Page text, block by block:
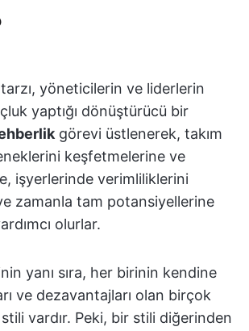
yöneticilerin ve liderlerin
yaptığı dönüştürücü bir
görevi üstlenerek, takım
keşfetmelerine ve
işyerlerinde verimliliklerini
zamanla tam potansiyellerine
olurlar.
yanı sıra, her birinin kendine
ve dezavantajları olan birçok
vardır. Peki, bir stili diğerinden